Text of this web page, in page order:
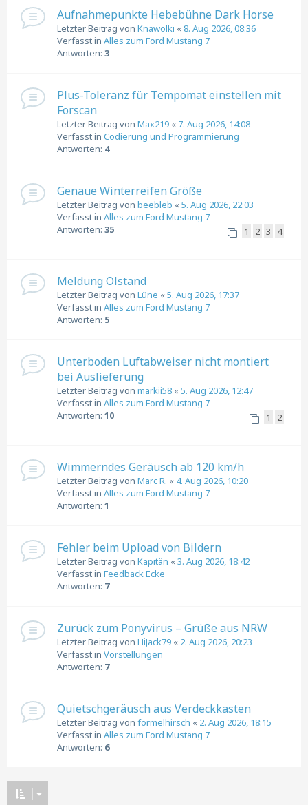
Aufnahmepunkte Hebebühne Dark Horse
Letzter Beitrag von Knawolki «8. Aug 2026, 08:36
Verfasst in Alles zum Ford Mustang 7
Antworten: 3
Plus-Toleranz für Tempomat einstellen mit
Forscan
Letzter Beitrag von Max219 « 7. Aug 2026, 14:08
Verfasst in Codierung und Programmierung
Antworten: 4
Genaue Winterreifen Größe
Letzter Beitrag von beebleb «5. Aug 2026, 22:03
Verfasst in Alles zum Ford Mustang 7
Antworten: 35 1 2 3 4
Meldung Ölstand
Letzter Beitrag von Lüne «5. Aug 2026, 17:37
Verfasst in Alles zum Ford Mustang 7
Antworten: 5
Unterboden Luftabweiser nicht montiert
bei Auslieferung
Letzter Beitrag von markii58 «5. Aug 2026, 12:47
Verfasst in Alles zum Ford Mustang 7
Antworten: 10 1 2
Wimmerndes Geräusch ab 120 km/h
Letzter Beitrag von Marc R. « 4. Aug 2026, 10:20
Verfasst in Alles zum Ford Mustang 7
Antworten: 1
Fehler beim Upload von Bildern
Letzter Beitrag von Kapitän «3. Aug 2026, 18:42
Verfasst in Feedback Ecke
Antworten: 7
Zurück zum Ponyvirus – Grüße aus NRW
Letzter Beitrag von HiJack79 « 2. Aug 2026, 20:23
Verfasst in Vorstellungen
Antworten: 7
Quietschgeräusch aus Verdeckkasten
Letzter Beitrag von formelhirsch « 2. Aug 2026, 18:15
Verfasst in Alles zum Ford Mustang 7
Antworten: 6